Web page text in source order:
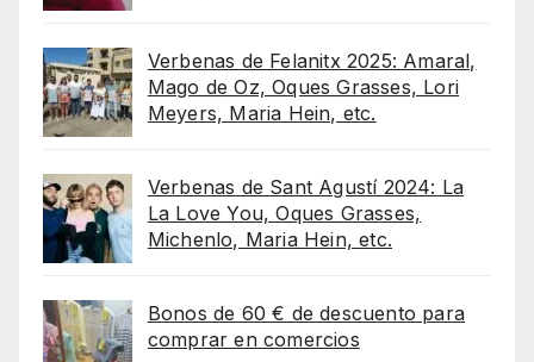
Verbenas de Felanitx 2025: Amaral,
Mago de Oz, Oques Grasses, Lori
Meyers, Maria Hein, etc.
Verbenas de Sant Agustí 2024: La
La Love You, Oques Grasses,
Michenlo, Maria Hein, etc.
Bonos de 60 € de descuento para
comprar en comercios